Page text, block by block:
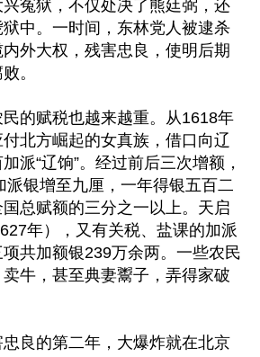
冤狱，不仅处决了熊廷弼，还
中。一时间，东林党人被逮杀
外大权，残害忠良，使明后期
。
的赋税也越来越重。从1618年
北方崛起的女真族，借口向辽
派“辽饷”。经过前后三次增额，
派银增至九厘，一年得银五百二
总赋额的三分之一以上。天启
年），又有关税、盐课的加派
共加额银239万余两。一些农民
牛，甚至典妻鬻子，弄得家破
良的第二年，大爆炸就在北京